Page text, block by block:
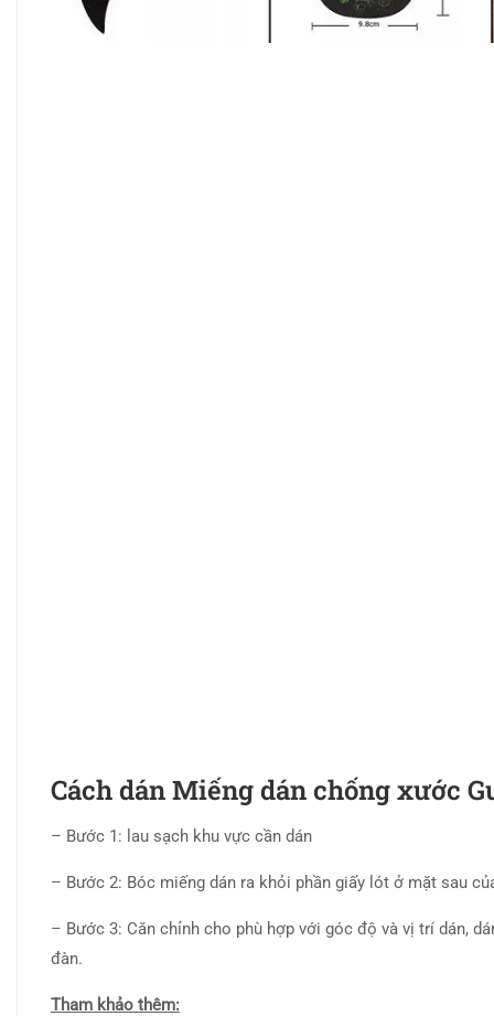
Cách dán Miếng dán chống xước
– Bước 1: lau sạch khu vực cần dán
– Bước 2: Bóc miếng dán ra khỏi phần giấy lót ở mặt sau
– Bước 3: Căn chỉnh cho phù hợp với góc độ và vị trí dán,
đàn.
Tham khảo thêm: